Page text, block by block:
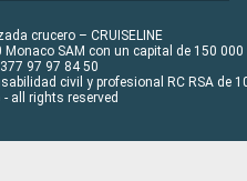
crucero – CRUISELINE
SAM con un capital de 150 000
97 97 84 50
civil y profesional RC RSA de
- all rights reserved